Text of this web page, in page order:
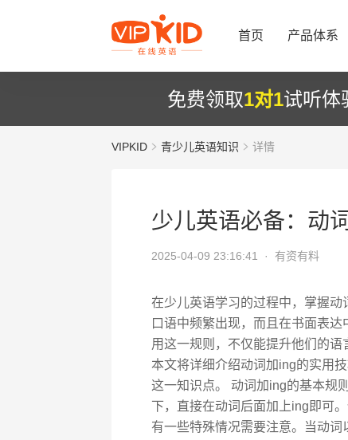
首页 产品体系
免费领取1对1试听体
VIPKID 青少儿英语知识 详情
少儿英语必备：动
2025-04-09 23:16:41 · 有资有料
在少儿英语学习的过程中，掌握
口语中频繁出现，而且在书面表
用这一规则，不仅能提升他们的语
本文将详细介绍动词加ing的实用
这一知识点。 动词加ing的基本规
下，直接在动词后面加上ing即可
有一些特殊情况需要注意。当动